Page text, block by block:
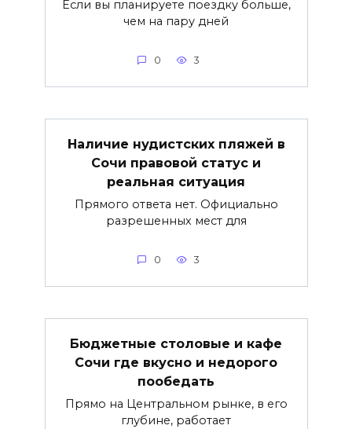
Если вы планируете поездку больше,
чем на пару дней
0 3
Наличие нудистских пляжей в
Сочи правовой статус и
реальная ситуация
Прямого ответа нет. Официально
разрешенных мест для
0 3
Бюджетные столовые и кафе
Сочи где вкусно и недорого
пообедать
Прямо на Центральном рынке, в его
глубине, работает